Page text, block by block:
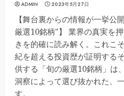
ADMIN 2023年5月27日
【舞台裏からの情報が一挙公
厳選10銘柄"】 業界の真実を
きを的確に読み解く。これこ
紀を超える投資歴が証明する
供する「旬の厳選10銘柄」は
洞察によって選び抜かれた、
す。